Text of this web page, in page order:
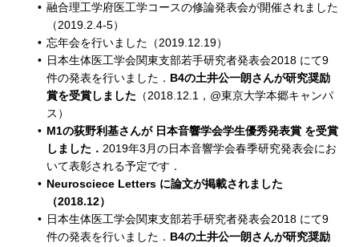
融合理工学府医工学コースの修論発表会が開催されました
（2019.2.4-5）
忘年会を行いました（2019.12.19）
日本生体医工学会関東支部若手研究者発表会2018 にて9
件の発表を行いました． B4の土井公一朗さんが研究奨励
賞を受賞しました （2018.12.1，@東京大学本郷キャンパ
ス）
M1の荻野利基さんが 日本音響学会学生優秀発表賞 を受賞
しました． 2019年3月の日本音響学会春季研究発表会にお
いて表彰される予定です．
Neurosciece Letters に論文が掲載されました
（2018.12）
日本生体医工学会関東支部若手研究者発表会2018 にて9
件の発表を行いました． B4の土井公一朗さんが研究奨励